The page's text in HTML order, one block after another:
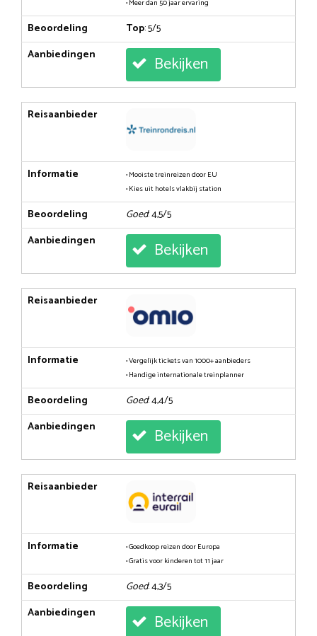
• Meer dan 50 jaar ervaring
Beoordeling Top: 5/5
Aanbiedingen
Bekijken
Reisaanbieder
Informatie
• Mooiste treinreizen door EU
• Kies uit hotels vlakbij station
Beoordeling Goed: 4,5/5
Aanbiedingen
Bekijken
Reisaanbieder
Informatie
• Vergelijk tickets van 1000+ aanbieders
• Handige internationale treinplanner
Beoordeling Goed: 4,4/5
Aanbiedingen
Bekijken
Reisaanbieder
Informatie
• Goedkoop reizen door Europa
• Gratis voor kinderen tot 11 jaar
Beoordeling Goed: 4,3/5
Aanbiedingen
Bekijken